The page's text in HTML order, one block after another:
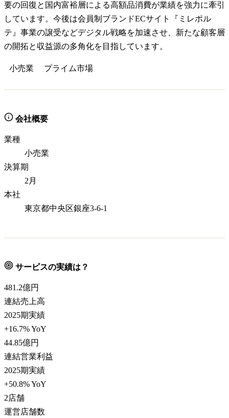
要の回復と国内富裕層による高額品消費が業績を強力に牽引
しています。今後は会員制ブランドECサイト『ミレポル
テ』事業の譲受などデジタル戦略を加速させ、新たな顧客層
の開拓と収益源の多角化を目指しています。
小売業 プライム市場
会社概要
業種
小売業
決算期
2月
本社
東京都中央区銀座3-6-1
サービスの実績は？
481.2億円
連結売上高
2025期実績
+16.7% YoY
44.85億円
連結営業利益
2025期実績
+50.8% YoY
2店舗
運営店舗数